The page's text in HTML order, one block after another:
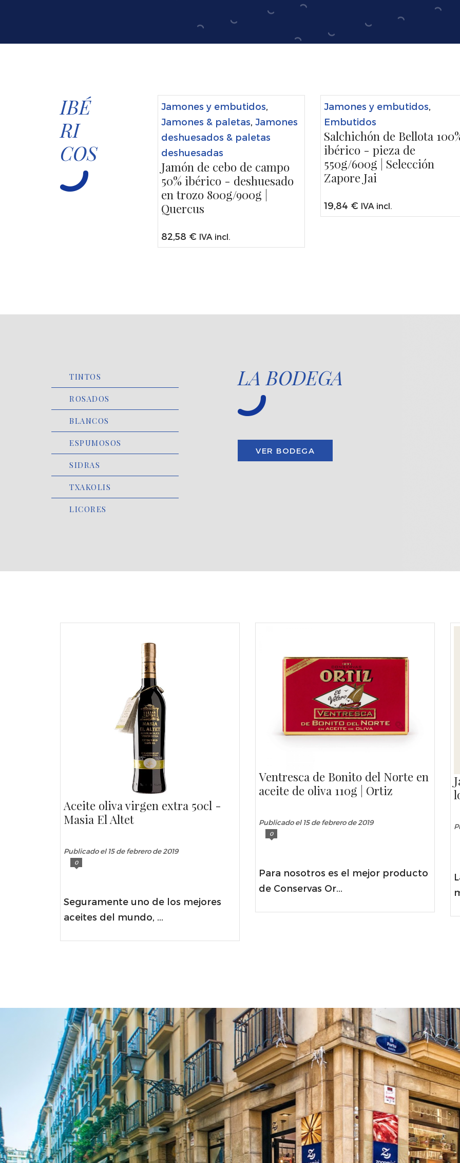
IBÉ
RI
COS
Jamones y embutidos
Jamones & paletas Jamones
deshuesados & paletas
deshuesadas
Jamón de cebo de campo
50% ibérico - deshuesado
en trozo 800g/900g |
Quercus
82,58 € IVA incl.
Jamones y embutidos
Embutidos
Salchichón de Bellota
ibérico - pieza de
550g/600g | Selección
Zapore Jai
19,84 € IVA incl.
TINTOS
ROSADOS
BLANCOS
ESPUMOSOS
SIDRAS
TXAKOLIS
LICORES
LA BODEGA
VER BODEGA
Aceite oliva virgen extra 50cl -
Masia El Altet
Publicado el 15 de febrero de 2019
0
Seguramente uno de los mejores
aceites del mundo, ...
Ventresca de Bonito del Norte en
aceite de oliva 110g | Ortiz
Publicado el 15 de febrero de 2019
0
Para nosotros es el mejor producto
de Conservas Or...